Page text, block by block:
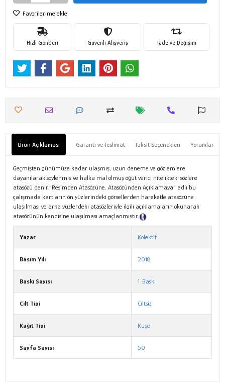
Favorilerime ekle
Hızlı Gönderi Güvenli Alışveriş İade ve Değişim
Ürün Açıklaması Garanti ve Teslimat Taksit Seçenekleri Yorumlar
Geçmişten günümüze kadar ulaşmış, uzun deneme ve gözlemlere
dayanılarak söylenmiş ve halka mal olmuş öğüt verici nitelikteki sözlere
atasözü denir.“Resimden Atasözüne, Atasözünden Açıklamaya” adlı bu
çalışmada kartların ön yüzlerindeki görsellerden hareketle atasözüne
ulaşılması ve arka yüzlerdeki atasözleriyle ilgili açıklamaların okunarak
atasözünün kendisine ulaşılması amaçlanmıştır.
Yazar Kolektif
Basım Yılı 2018
Baskı Sayısı 1. Baskı
Cilt Tipi Ciltsiz
Kağıt Tipi Kuşe
Sayfa Sayısı 50